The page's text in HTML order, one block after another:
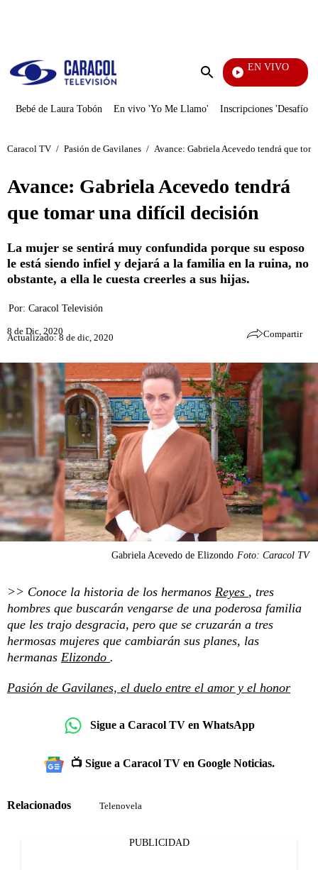
Enviar
EN VIVO
EFÉ
Bebé de Laura Tobón En vivo 'Yo Me Llamo' Inscripciones 'Desafío'
Caracol TV / Pasión de Gavilanes / Avance: Gabriela Acevedo tendrá que
Avance: Gabriela Acevedo tendrá
que tomar una difícil decisión
La mujer se sentirá muy confundida porque su esposo
le está siendo infiel y dejará a la familia en la ruina, no
obstante, a ella le cuesta creerles a sus hijas.
Por: Caracol Televisión
8 de Dic, 2020
Actualizado: 8 de dic, 2020 Compartir
Gabriela Acevedo de Elizondo Foto: Caracol TV
>> Conoce la historia de los hermanos Reyes , tres
hombres que buscarán vengarse de una poderosa familia
que les trajo desgracia, pero que se cruzarán a tres
hermosas mujeres que cambiarán sus planes, las
hermanas Elizondo .
Pasión de Gavilanes, el duelo entre el amor y el honor
Sigue a Caracol TV en WhatsApp
📺 Sigue a Caracol TV en Google Noticias.
Relacionados Telenovela
PUBLICIDAD